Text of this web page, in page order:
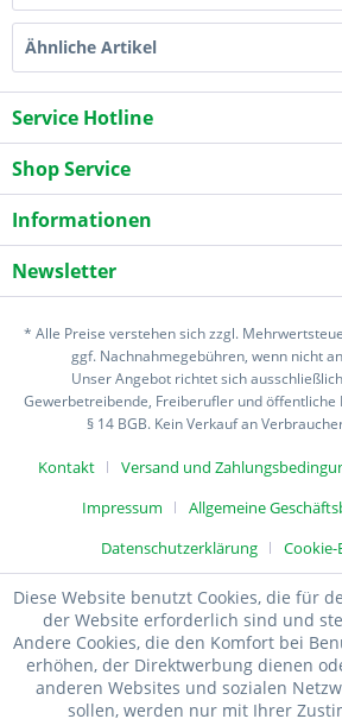
Ähnliche Artikel
Service Hotline
Shop Service
Informationen
Newsletter
* Alle Preise verstehen sich zzgl.
ggf. Nachnahmegebühren, wenn nicht
Unser Angebot richtet sich
Gewerbetreibende, Freiberufler und öffentliche
§ 14 BGB. Kein Verkauf an
Kontakt Versand und
Impressum
Allgemeine
Datenschutzerklärung
Cookie-
Diese Website benutzt Cookies, die für
der Website erforderlich sind und
Andere Cookies, die den Komfort bei
erhöhen, der Direktwerbung dienen
anderen Websites und sozialen
sollen, werden nur mit Ihrer